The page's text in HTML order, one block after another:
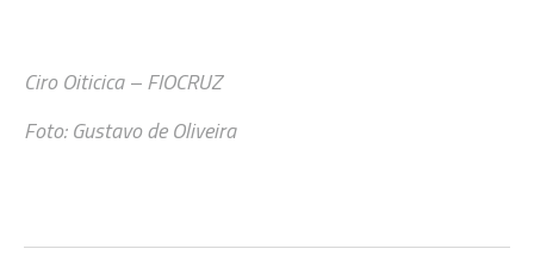
Ciro Oiticica – FIOCRUZ
Foto: Gustavo de Oliveira